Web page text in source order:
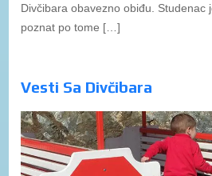
Divčibara obavezno obiđu. Studenac
poznat po tome […]
Vesti Sa Divčibara